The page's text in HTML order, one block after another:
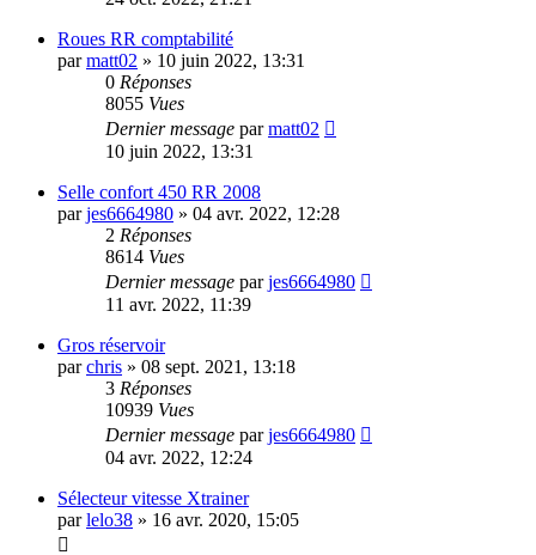
Roues RR comptabilité
parmatt02 » 10 juin 2022, 13:31
0 Réponses
8055 Vues
Dernier message parmatt02
10 juin 2022, 13:31
Selle confort 450 RR 2008
parjes6664980 » 04 avr. 2022, 12:28
2 Réponses
8614 Vues
Dernier message parjes6664980
11 avr. 2022, 11:39
Gros réservoir
parchris » 08 sept. 2021, 13:18
3 Réponses
10939 Vues
Dernier message parjes6664980
04 avr. 2022, 12:24
Sélecteur vitesse Xtrainer
parlelo38 » 16 avr. 2020, 15:05